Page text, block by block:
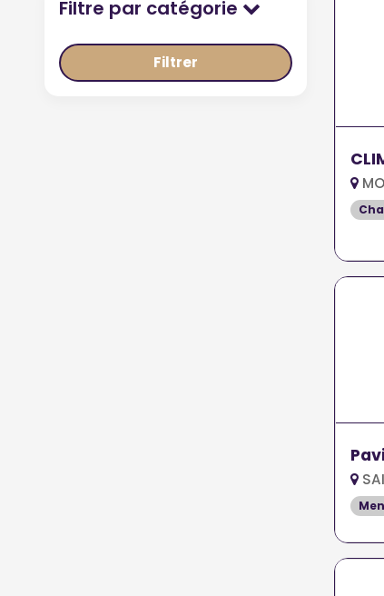
Filtre par catégorie
Filtrer